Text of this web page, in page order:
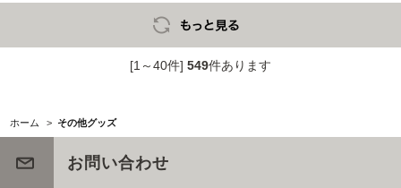
[1～40件] 549件あります
ホーム > その他グッズ
お問い合わせ